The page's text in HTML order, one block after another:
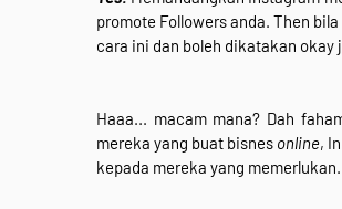
promote Followers anda. Then bila
cara ini dan boleh dikatakan okay
Haaa... macam mana? Dah
mereka yang buat bisnes online,
kepada mereka yang